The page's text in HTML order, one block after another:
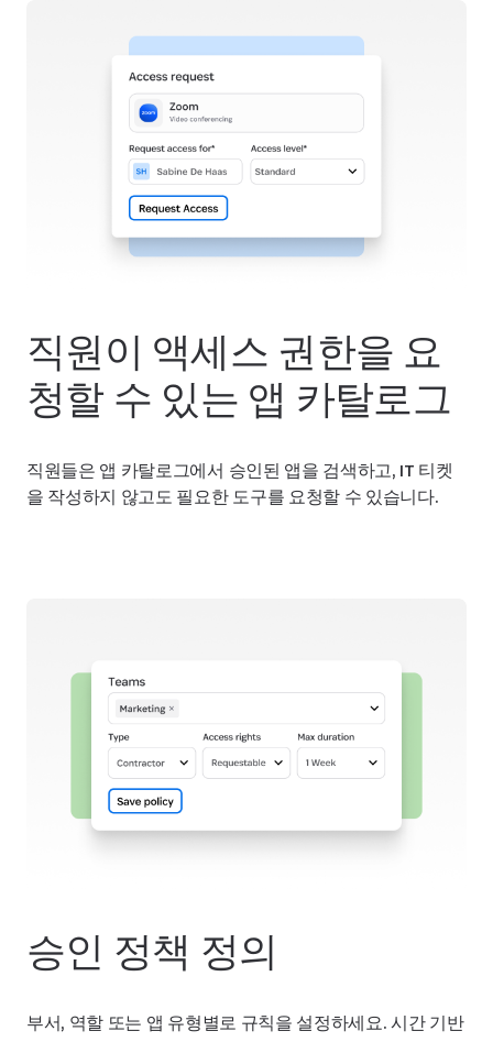
직원이 액세스 권한을 요
청할 수 있는 앱 카탈로그
직원들은 앱 카탈로그에서 승인된 앱을 검색하고, IT 티켓
을 작성하지 않고도 필요한 도구를 요청할 수 있습니다.
승인 정책 정의
부서, 역할 또는 앱 유형별로 규칙을 설정하세요. 시간 기반